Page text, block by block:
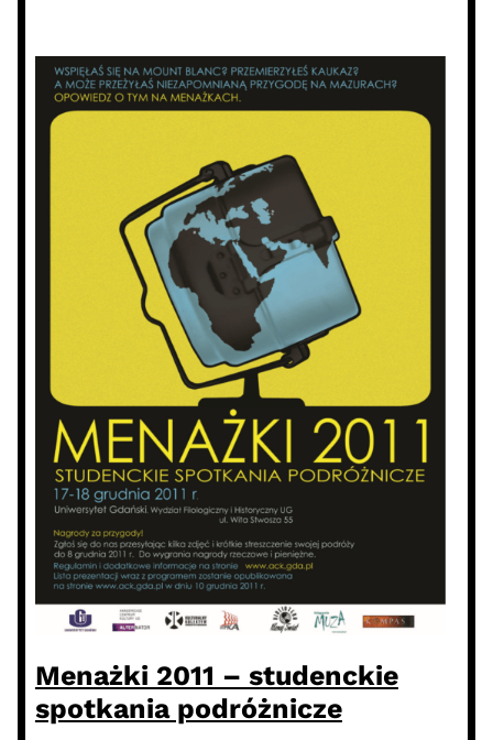
Menażki 2011 – studenckie
spotkania podróżnicze